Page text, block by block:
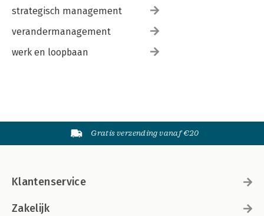
strategisch management
verandermanagement
werk en loopbaan
Gratis verzending vanaf €20
Klantenservice
Zakelijk